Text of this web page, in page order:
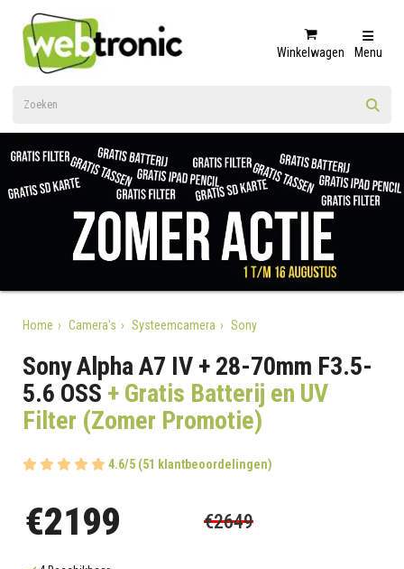
Winkelwagen Menu
Home Camera's Systeemcamera Sony
Sony Alpha A7 IV + 28-70mm F3.5-
5.6 OSS + Gratis Batterij en UV
Filter (Zomer Promotie)
4.6/5 (51 klantbeoordelingen)
€2199 €2649